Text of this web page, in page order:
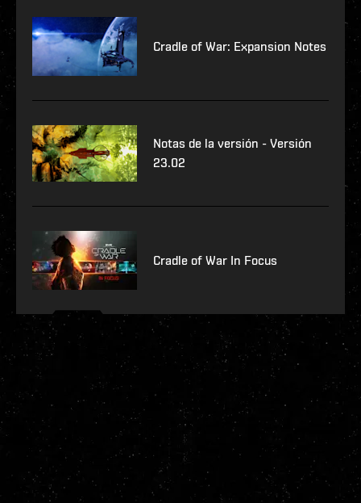
Cradle of War: Expansion Notes
Notas de la versión - Versión
23.02
Cradle of War In Focus